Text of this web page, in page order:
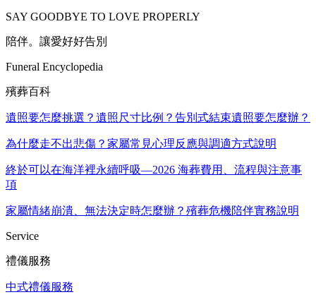
SAY GOODBYE TO LOVE PROPERLY
陪伴。讓愛好好告別
Funeral Encyclopedia
殯葬百科
遺照要怎麼挑選？遺照尺寸比例？告別式結束遺照要怎麼辦？
為什麼走不出悲傷？家屬常見心理反應與調適方式說明
終於可以在海洋裡永續呼吸—2026 海葬費用、流程與注意事
項
家屬情緒崩潰、無法決定時怎麼辦？殯葬危機陪伴實務說明
Service
禮儀服務
中式禮儀服務